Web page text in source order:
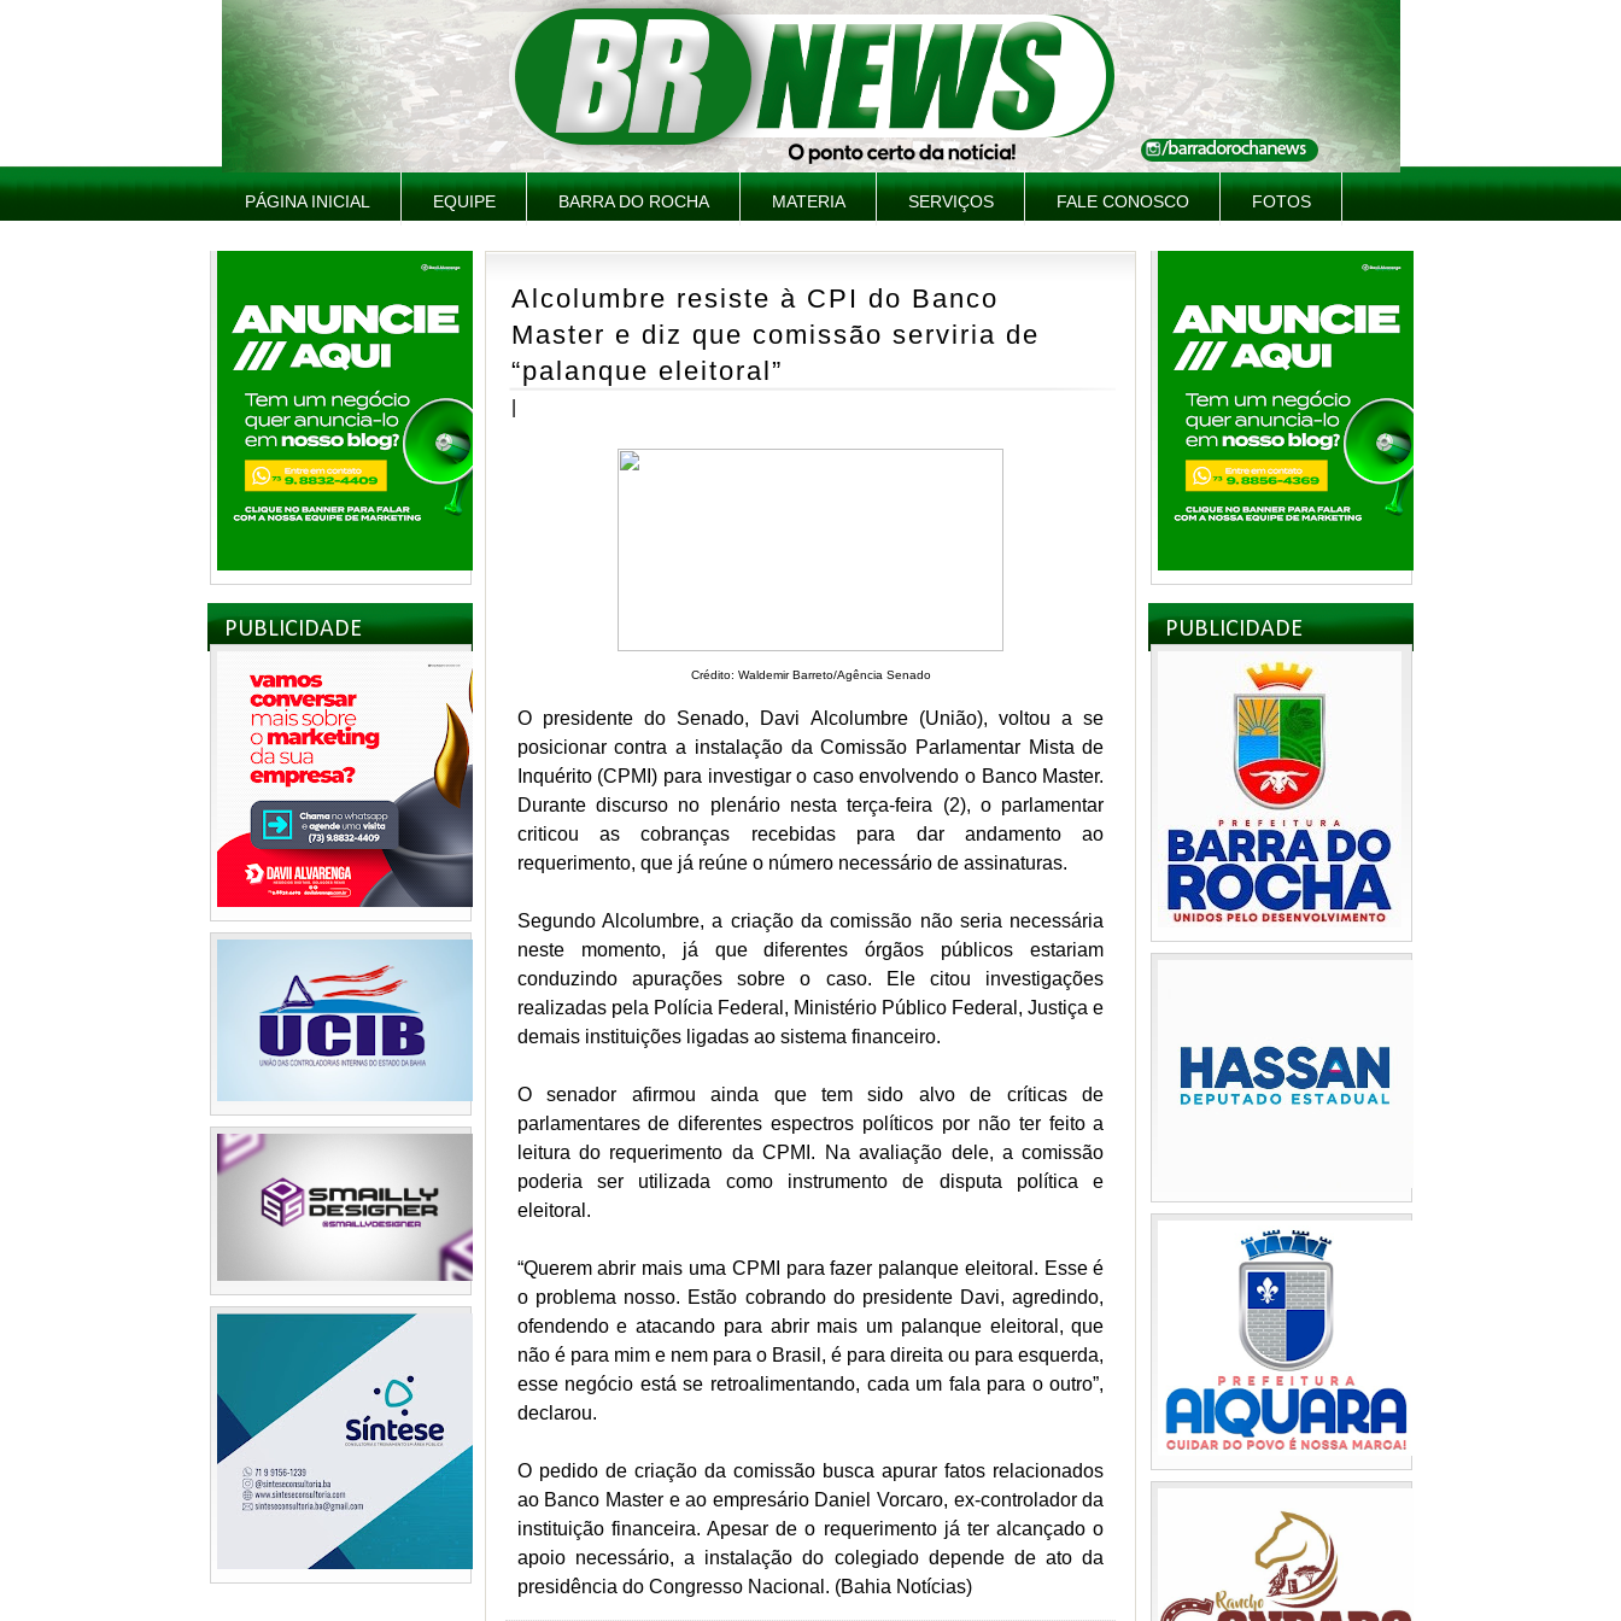
PÁGINA INICIAL EQUIPE BARRA DO ROCHA MATERIA SERVIÇOS FALE CONOSCO FOTOS
PUBLICIDADE
Alcolumbre resiste à CPI do Banco
Master e diz que comissão serviria de
“palanque eleitoral”
Crédito: Waldemir Barreto/Agência Senado
O presidente do Senado, Davi Alcolumbre (União), voltou a se
posicionar contra a instalação da Comissão Parlamentar Mista de
Inquérito (CPMI) para investigar o caso envolvendo o Banco Master.
Durante discurso no plenário nesta terça-feira (2), o parlamentar
criticou as cobranças recebidas para dar andamento ao
requerimento, que já reúne o número necessário de assinaturas.
Segundo Alcolumbre, a criação da comissão não seria necessária
neste momento, já que diferentes órgãos públicos estariam
conduzindo apurações sobre o caso. Ele citou investigações
realizadas pela Polícia Federal, Ministério Público Federal, Justiça e
demais instituições ligadas ao sistema financeiro.
O senador afirmou ainda que tem sido alvo de críticas de
parlamentares de diferentes espectros políticos por não ter feito a
leitura do requerimento da CPMI. Na avaliação dele, a comissão
poderia ser utilizada como instrumento de disputa política e
eleitoral.
“Querem abrir mais uma CPMI para fazer palanque eleitoral. Esse é
o problema nosso. Estão cobrando do presidente Davi, agredindo,
ofendendo e atacando para abrir mais um palanque eleitoral, que
não é para mim e nem para o Brasil, é para direita ou para esquerda,
esse negócio está se retroalimentando, cada um fala para o outro”,
declarou.
O pedido de criação da comissão busca apurar fatos relacionados
ao Banco Master e ao empresário Daniel Vorcaro, ex-controlador da
instituição financeira. Apesar de o requerimento já ter alcançado o
apoio necessário, a instalação do colegiado depende de ato da
presidência do Congresso Nacional. (Bahia Notícias)
PUBLICIDADE